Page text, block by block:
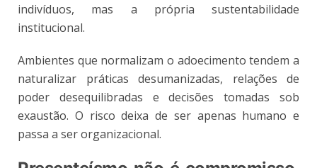
indivíduos, mas a própria sustentabilidade
institucional.
Ambientes que normalizam o adoecimento tendem a
naturalizar práticas desumanizadas, relações de
poder desequilibradas e decisões tomadas sob
exaustão. O risco deixa de ser apenas humano e
passa a ser organizacional.